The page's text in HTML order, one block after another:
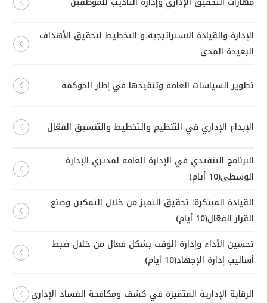
الإدارة والقيادة الاستراتيجية و التخطيط لتحقيق الأهداف
البعيدة المدى
تطوير السياسات العامة وتنفيذها في إطار الحوكمة
الإبداع الإداري في التنظيم والتخطيط والتنسيق الفعّال
البرنامج التنفيذي في الإدارة العامة لمديري الإدارة
الوسطى(10 أيام)
القيادة المبتكرة: تحقيق التميز من خلال التمكين وصنع
القرار الفعّال(10 أيام)
تحسين الأداء وإدارة الوقت بشكل فعال من خلال ضبط
أساليب إدارة الإجهاد(10 أيام)
الرقابة الإدارية المتميزة في كشف ومكافحة الفساد الإداري